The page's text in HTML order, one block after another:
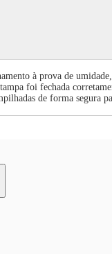
à prova de
foi fechada
de forma segura